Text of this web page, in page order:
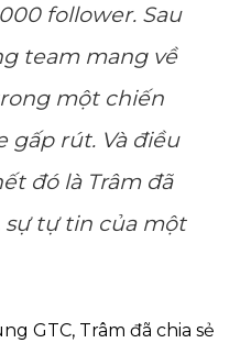
follower. Sau
team mang về
một chiến
gấp rút. Và điều
đó là Trâm đã
tự tin của một
GTC, Trâm đã chia sẻ